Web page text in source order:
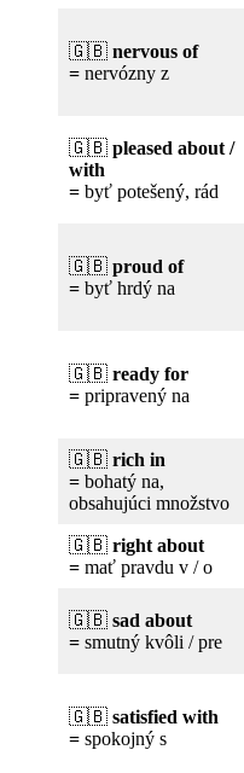
🇬🇧 nervous of
= nervózny z
🇬🇧 pleased about /
with
= byť potešený, rád
🇬🇧 proud of
= byť hrdý na
🇬🇧 ready for
= pripravený na
🇬🇧 rich in
= bohatý na,
obsahujúci množstvo
🇬🇧 right about
= mať pravdu v / o
🇬🇧 sad about
= smutný kvôli / pre
🇬🇧 satisfied with
= spokojný s